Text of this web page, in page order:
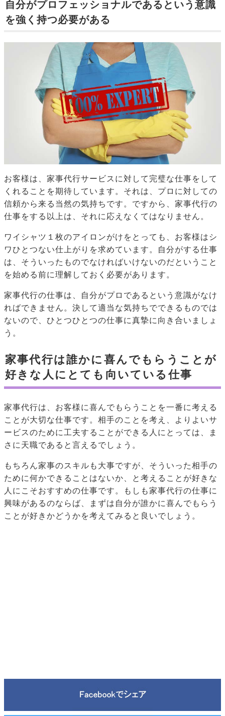
自分がプロフェッショナルであるという意識
を強く持つ必要がある
お客様は、家事代行サービスに対して完璧な仕事をして
くれることを期待しています。それは、プロに対しての
信頼から来る当然の気持ちです。ですから、家事代行の
仕事をする以上は、それに応えなくてはなりません。
ワイシャツ１枚のアイロンがけをとっても、お客様はシ
ワひとつない仕上がりを求めています。自分がする仕事
は、そういったものでなければいけないのだということ
を始める前に理解しておく必要があります。
家事代行の仕事は、自分がプロであるという意識がなけ
ればできません。決して適当な気持ちでできるものでは
ないので、ひとつひとつの仕事に真摯に向き合いましょ
う。
家事代行は誰かに喜んでもらうことが
好きな人にとても向いている仕事
家事代行は、お客様に喜んでもらうことを一番に考える
ことが大切な仕事です。相手のことを考え、よりよいサ
ービスのために工夫することができる人にとっては、ま
さに天職であると言えるでしょう。
もちろん家事のスキルも大事ですが、そういった相手の
ために何かできることはないか、と考えることが好きな
人にこそおすすめの仕事です。もしも家事代行の仕事に
興味があるのならば、まずは自分が誰かに喜んでもらう
ことが好きかどうかを考えてみると良いでしょう。